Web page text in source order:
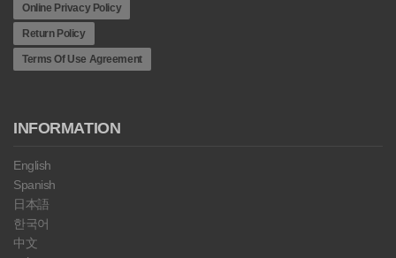
Online Privacy Policy
Return Policy
Terms Of Use Agreement
INFORMATION
English
Spanish
日本語
한국어
中文